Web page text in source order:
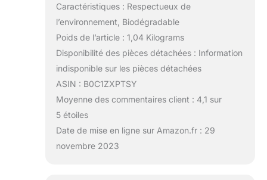
Caractéristiques : Respectueux de
l’environnement, Biodégradable
Poids de l’article : 1,04 Kilograms
Disponibilité des pièces détachées : Information
indisponible sur les pièces détachées
ASIN : B0C1ZXPTSY
Moyenne des commentaires client : 4,1 sur
5 étoiles
Date de mise en ligne sur Amazon.fr : 29
novembre 2023